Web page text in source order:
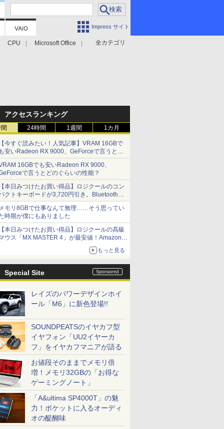
Impress サイト
全カテゴリ
CPU Microsoft Office
アクセスランキング
24時間 1週間 1カ月
今すぐ読みたい！人気記事】VRAM 16GBで
安いRadeon RX 9000、GeForceで言うとど
ぐらいの性能？ - PC Watch
16GBでも安いRadeon RX 9000、
で言うとどのぐらいの性能？
本日みつけたお買い得品】ロジクールのコン
クトキーボードが3,720円引き。Bluetoothで3
接続対応
モリ8GBで仕事なんて無理……そう思ってい
時期が僕にもありました
本日みつけたお買い得品】ロジクールの高級
ウス「MX MASTER 4」が最安値！Amazonで
もっと見る
Special Site
レイズのパワーデザインホイ
ール「M6」に新色登場!!
SOUNDPEATSのイヤカフ型
イヤフォン「UU2イヤーカ
フ」をイヤカフマニアが語る
お値段そのままでメモリ倍
増！メモリ32GBの「お得な
ゲーミングノート」
「A&ultima SP4000T」の魅
力！ポケットに入るオーディ
オの醍醐味